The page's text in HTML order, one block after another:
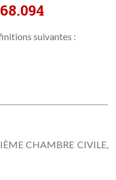
suivantes :
CHAMBRE CIVILE,